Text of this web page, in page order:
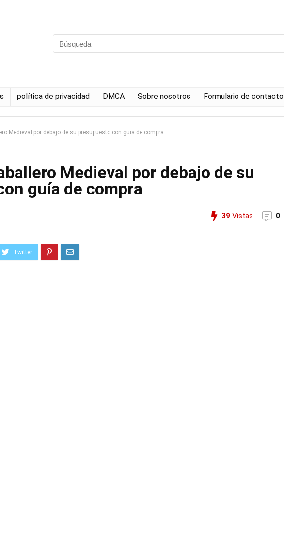
política de privacidad DMCA Sobre nosotros Formulario de contacto
Medieval por debajo de su presupuesto con guía de compra
Medieval por debajo de su
guía de compra
39 Vistas 0